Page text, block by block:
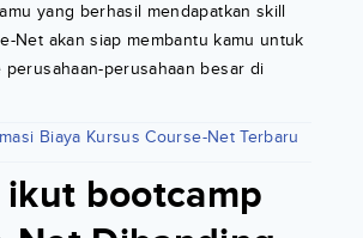
yang berhasil mendapatkan skill
Net akan siap membantu kamu untuk
perusahaan-perusahaan besar di
Biaya Kursus Course-Net Terbaru
ikut bootcamp